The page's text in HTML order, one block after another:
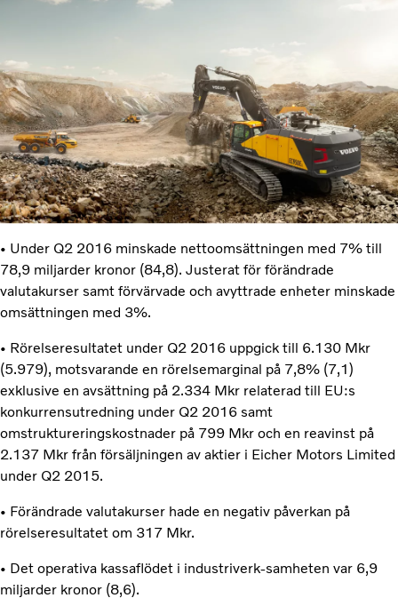
• Under Q2 2016 minskade nettoomsättningen med 7% till
78,9 miljarder kronor (84,8). Justerat för förändrade
valutakurser samt förvärvade och avyttrade enheter minskade
omsättningen med 3%.
• Rörelseresultatet under Q2 2016 uppgick till 6.130 Mkr
(5.979), motsvarande en rörelsemarginal på 7,8% (7,1)
exklusive en avsättning på 2.334 Mkr relaterad till EU:s
konkurrensutredning under Q2 2016 samt
omstruktureringskostnader på 799 Mkr och en reavinst på
2.137 Mkr från försäljningen av aktier i Eicher Motors Limited
under Q2 2015.
• Förändrade valutakurser hade en negativ påverkan på
rörelseresultatet om 317 Mkr.
• Det operativa kassaflödet i industriverk-samheten var 6,9
miljarder kronor (8,6).